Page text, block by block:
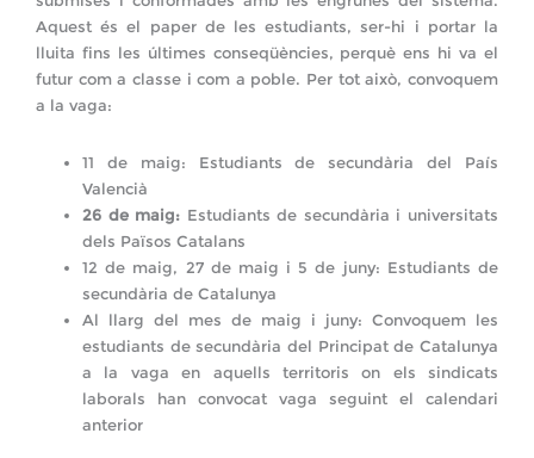
Aquest és el paper de les estudiants, ser-hi i portar la
lluita fins les últimes conseqüències, perquè ens hi va el
futur com a classe i com a poble. Per tot això, convoquem
a la vaga:
11 de maig: Estudiants de secundària del País
Valencià
26 de maig: Estudiants de secundària i universitats
dels Països Catalans
12 de maig, 27 de maig i 5 de juny: Estudiants de
secundària de Catalunya
Al llarg del mes de maig i juny: Convoquem les
estudiants de secundària del Principat de Catalunya
a la vaga en aquells territoris on els sindicats
laborals han convocat vaga seguint el calendari
anterior